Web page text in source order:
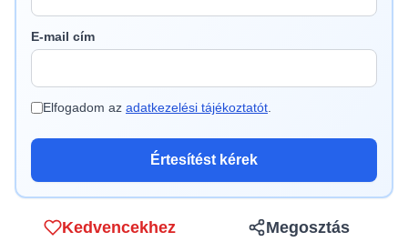
E-mail cím
Elfogadom az adatkezelési tájékoztatót
Értesítést kérek
Kedvencekhez Megosztás